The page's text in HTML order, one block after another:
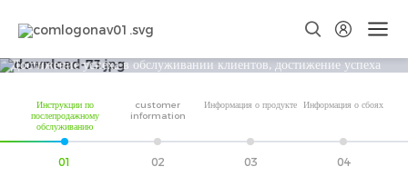
Послепродажное обслуживание
Достижение успеха в обслуживании клиентов, достижение успеха
лучше!
Инструкции по
послепродажному
обслуживанию
01
customer
information
02
Информация о продукте
03
Информация о сбоях
04